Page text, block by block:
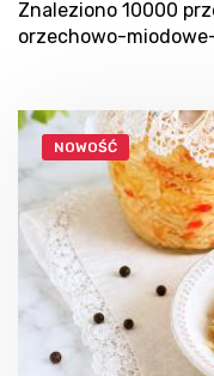
Znaleziono 10000
orzechowo-
NOWOŚĆ